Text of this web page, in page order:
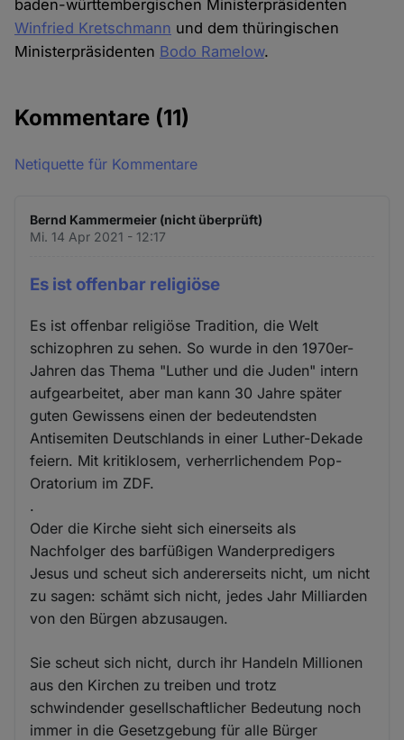
baden-württembergischen Ministerpräsidenten
Winfried Kretschmann und dem thüringischen
Ministerpräsidenten Bodo Ramelow.
Kommentare (11)
Netiquette für Kommentare
Bernd Kammermeier (nicht überprüft)
Mi. 14 Apr 2021 - 12:17
Es ist offenbar religiöse
Es ist offenbar religiöse Tradition, die Welt
schizophren zu sehen. So wurde in den 1970er-
Jahren das Thema "Luther und die Juden" intern
aufgearbeitet, aber man kann 30 Jahre später
guten Gewissens einen der bedeutendsten
Antisemiten Deutschlands in einer Luther-Dekade
feiern. Mit kritiklosem, verherrlichendem Pop-
Oratorium im ZDF.
.
Oder die Kirche sieht sich einerseits als
Nachfolger des barfüßigen Wanderpredigers
Jesus und scheut sich andererseits nicht, um nicht
zu sagen: schämt sich nicht, jedes Jahr Milliarden
von den Bürgen abzusaugen.
Sie scheut sich nicht, durch ihr Handeln Millionen
aus den Kirchen zu treiben und trotz
schwindender gesellschaftlicher Bedeutung noch
immer in die Gesetzgebung für alle Bürger